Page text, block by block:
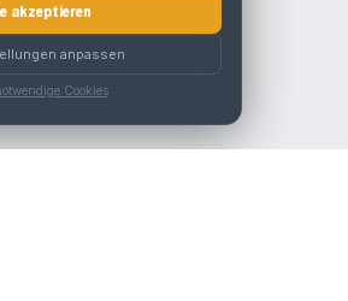
akzeptieren
anpassen
Cookies